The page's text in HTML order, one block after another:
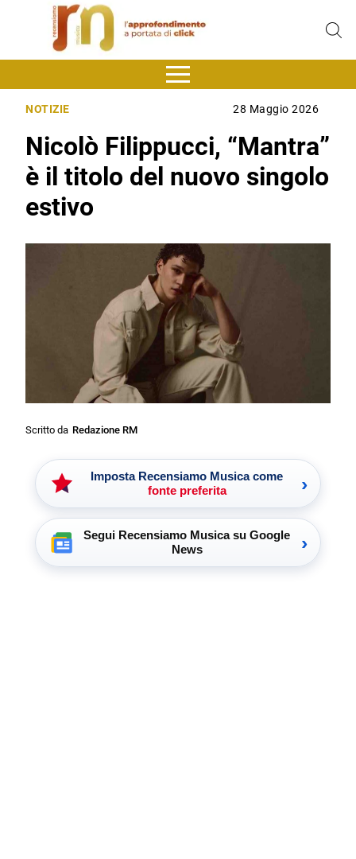
NOTIZIE 28 Maggio 2026
Nicolò Filippucci, “Mantra”
è il titolo del nuovo singolo
estivo
Scritto da Redazione RM
Imposta Recensiamo Musica come
fonte preferita
›
Segui Recensiamo Musica su Google
News
›